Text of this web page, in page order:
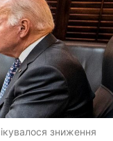
зниження